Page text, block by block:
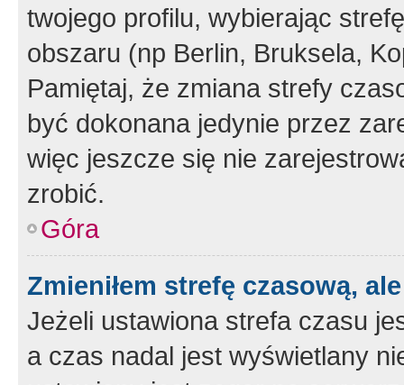
twojego profilu, wybierając
obszaru (np Berlin, Bruksela,
Pamiętaj, że zmiana strefy
być dokonana jedynie przez
więc jeszcze się nie
zrobić.
Góra
Zmieniłem strefę czasową,
Jeżeli ustawiona strefa czasu
a czas nadal jest wyświetlany